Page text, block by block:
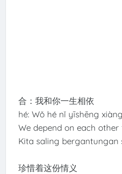
合：我和你一生相依
hé: Wǒ hé nǐ yīshēng
We depend on each
Kita saling bergantungan
珍惜着这份情义